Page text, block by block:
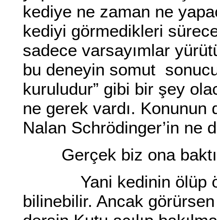
kediye ne zaman ne
kediyi görmedikleri
sadece varsayımlar
bu deneyin somut
kuruludur” gibi bir şey
ne gerek vardı. Konunun
Nalan Schrödinger’in ne
Gerçek biz ona
Yani kedinin ölüp
bilinebilir. Ancak